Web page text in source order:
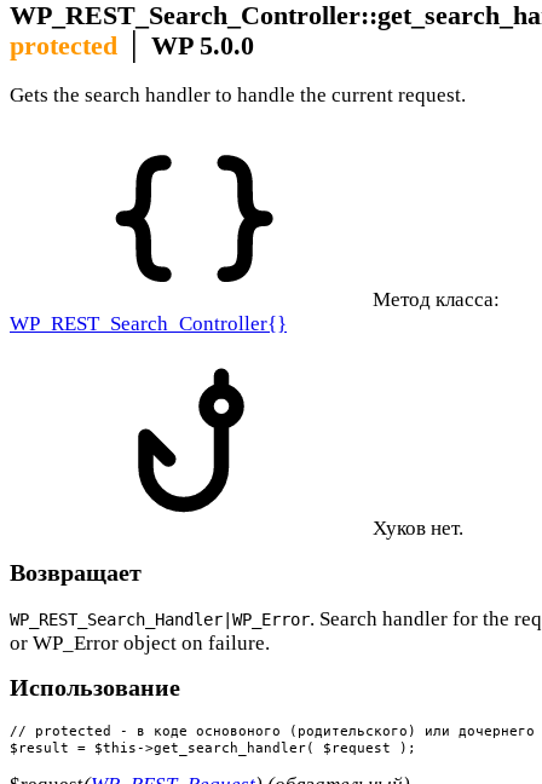
protected
WP 5.0.0
Gets the search handler to handle the current request.
Метод класса:
WP_REST_Search_Controller{}
Хуков нет.
Возвращает
WP_REST_Search_Handler|WP_Error. Search handler for the
or WP_Error object on failure.
Использование
// protected - в коде основоного (родительского) или дочернего
$result = $this->get_search_handler( $request );